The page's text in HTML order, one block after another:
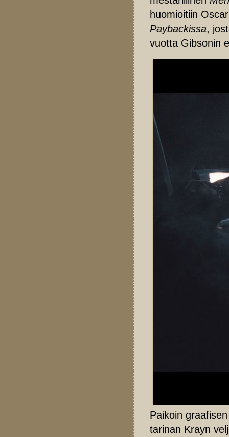
huomioitiin
Paybackissa,
vuotta Gibsonin
Paikoin
tarinan Krayn